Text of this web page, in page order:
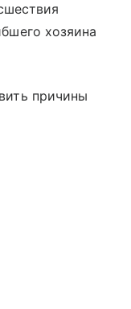
хозяина
причины